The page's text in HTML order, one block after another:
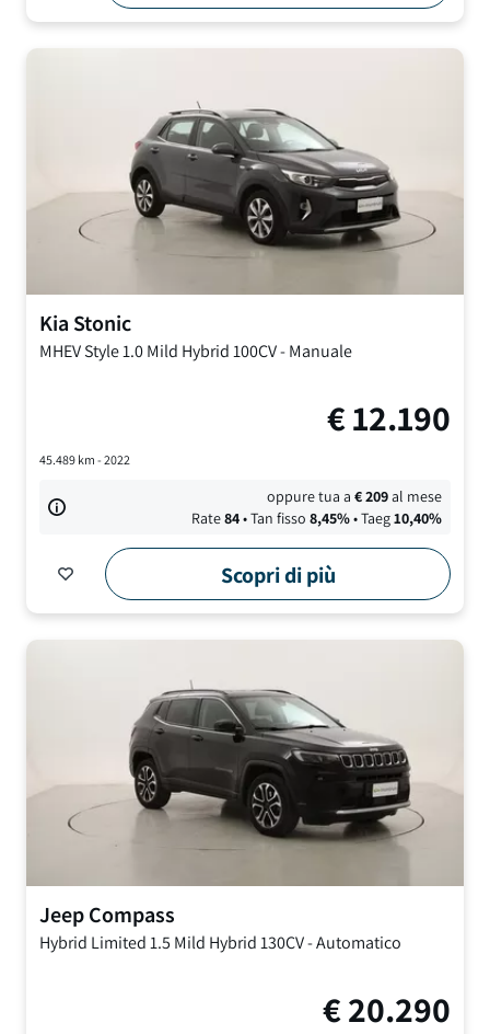
Kia Stonic
MHEV Style1.0 Mild Hybrid 100CV-Manuale
€12.190
45.489km - 2022
oppure tua a€209al mese
Rate84• Tan fisso 8,45%• Taeg10,40%
Scopri di più
JeepCompass
Hybrid Limited1.5 Mild Hybrid 130CV-Automatico
€20.290